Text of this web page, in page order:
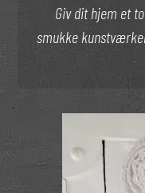
Giv dit hjem et
smukke